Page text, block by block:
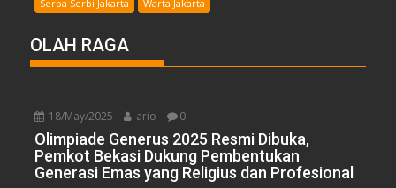
Serba Serbi Jakarta
Warta Jakarta
OLAH RAGA
18/May/2025 ario 0
Olimpiade Generus 2025 Resmi Dibuka,
Pemkot Bekasi Dukung Pembentukan
Generasi Emas yang Religius dan Profesional